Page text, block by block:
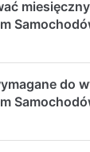
do